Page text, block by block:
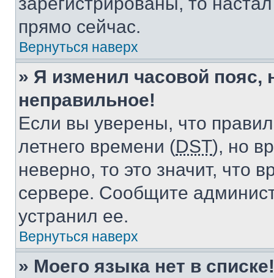
прямо сейчас.
Вернуться наверх
» Я изменил часовой пояс,
неправильное!
Если вы уверены, что
летнего времени (DST), но
неверно, то это значит, что
сервере. Сообщите
устранил ее.
Вернуться наверх
» Моего языка нет в списке!